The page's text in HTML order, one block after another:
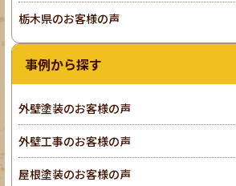
栃木県のお客様の声
事例から探す
外壁塗装のお客様の声
外壁工事のお客様の声
屋根塗装のお客様の声